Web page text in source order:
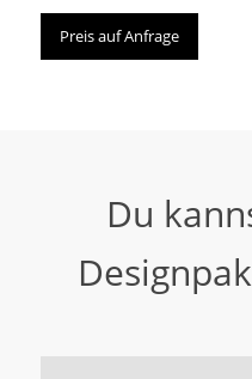
Preis auf Anfrage
Du